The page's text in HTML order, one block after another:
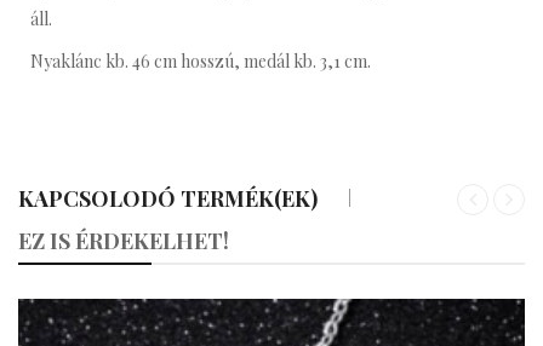
áll.
Nyaklánc kb. 46 cm hosszú, medál kb. 3,1 cm.
KAPCSOLODÓ TERMÉK(EK)
EZ IS ÉRDEKELHET!